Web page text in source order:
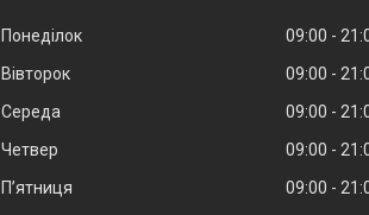
Понеділок 09:00
Вівторок
09:00
Середа
09:00
Четвер
09:00
Пʼятниця
09:00